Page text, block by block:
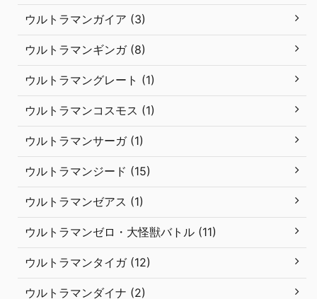
ウルトラマンガイア (3)
ウルトラマンギンガ (8)
ウルトラマングレート (1)
ウルトラマンコスモス (1)
ウルトラマンサーガ (1)
ウルトラマンジード (15)
ウルトラマンゼアス (1)
ウルトラマンゼロ・大怪獣バトル (11)
ウルトラマンタイガ (12)
ウルトラマンダイナ (2)